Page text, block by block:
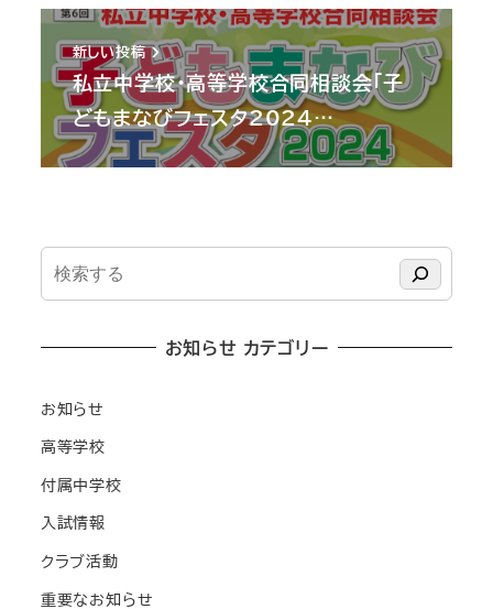
新しい投稿
私立中学校・高等学校合同相談会「子
どもまなびフェスタ2024…
お知らせ カテゴリー
お知らせ
高等学校
付属中学校
入試情報
クラブ活動
重要なお知らせ